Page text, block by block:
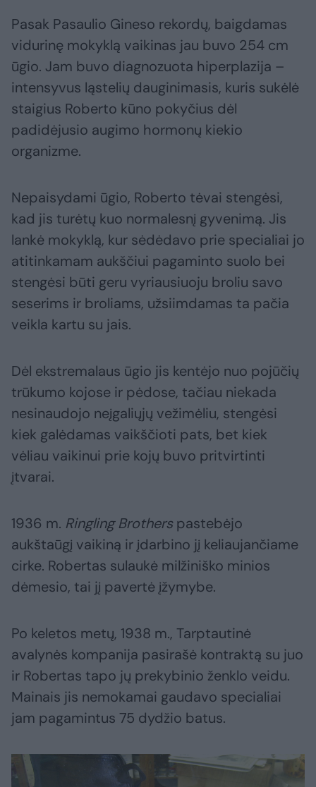
Pasak Pasaulio Gineso rekordų, baigdamas
vidurinę mokyklą vaikinas jau buvo 254 cm
ūgio. Jam buvo diagnozuota hiperplazija –
intensyvus ląstelių dauginimasis, kuris sukėlė
staigius Roberto kūno pokyčius dėl
padidėjusio augimo hormonų kiekio
organizme.
Nepaisydami ūgio, Roberto tėvai stengėsi,
kad jis turėtų kuo normalesnį gyvenimą. Jis
lankė mokyklą, kur sėdėdavo prie specialiai jo
atitinkamam aukščiui pagaminto suolo bei
stengėsi būti geru vyriausiuoju broliu savo
seserims ir broliams, užsiimdamas ta pačia
veikla kartu su jais.
Dėl ekstremalaus ūgio jis kentėjo nuo pojūčių
trūkumo kojose ir pėdose, tačiau niekada
nesinaudojo neįgaliųjų vežimėliu, stengėsi
kiek galėdamas vaikščioti pats, bet kiek
vėliau vaikinui prie kojų buvo pritvirtinti
įtvarai.
1936 m. Ringling Brotherspastebėjo
aukštaūgį vaikiną ir įdarbino jį keliaujančiame
cirke. Robertas sulaukė milžiniško minios
dėmesio, tai jį pavertė įžymybe.
Po keletos metų, 1938 m., Tarptautinė
avalynės kompanija pasirašė kontraktą su juo
ir Robertas tapo jų prekybinio ženklo veidu.
Mainais jis nemokamai gaudavo specialiai
jam pagamintus 75 dydžio batus.